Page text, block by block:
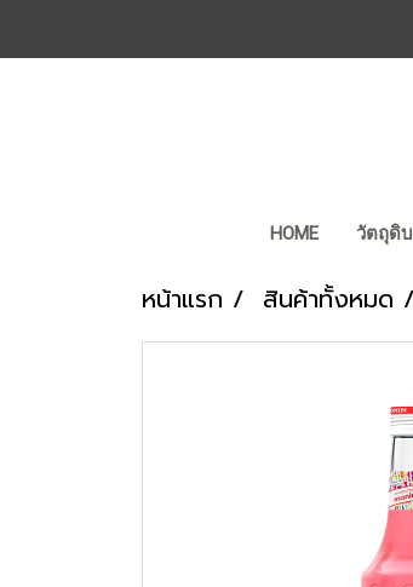
HOME วัตถุดิบ
หน้าแรก สินค้าทั้งหมด